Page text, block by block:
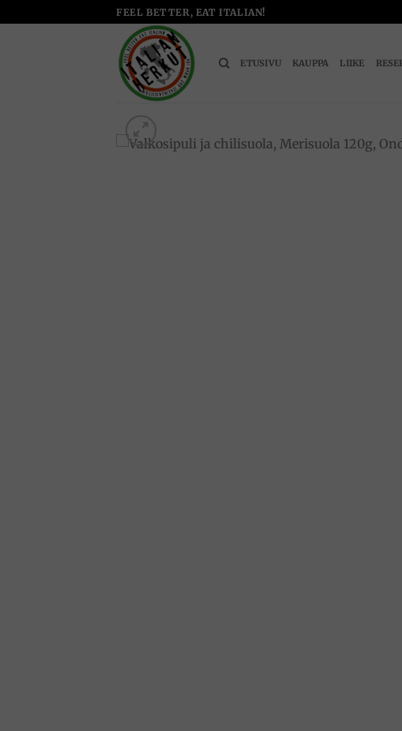
to
FEEL BETTER, EAT ITALIAN!
ETUSIVU KAUPPA LIIKE